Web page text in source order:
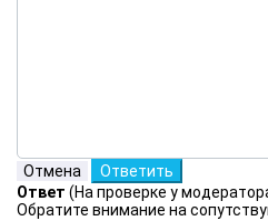
Ответ (На проверке у
Обратите внимание на